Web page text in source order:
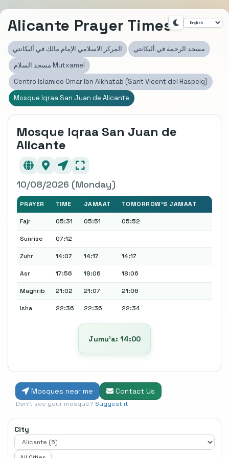
Alicante Prayer Times
المركز الاسلامي الإمام مالك في أليكانتي
مسجد الرحمة في أليكانتي
مسجد السلام Mutxamel
Centro Islamico Omar Ibn Alkhatab (Sant Vicent del Raspeig)
Mosque Iqraa San Juan de Alicante
Mosque Iqraa San Juan de
Alicante
10/08/2026 (Monday)
PRAYER TIME JAMAAT TOMORROW'S JAMAAT
Fajr 05:31 05:51 05:52
Sunrise 07:12
Zuhr 14:07 14:17 14:17
Asr 17:56 18:06 18:06
Maghrib 21:02 21:07 21:06
Isha 22:36 22:36 22:34
Jumu’a: 14:00
Mosques near me Contact Us
Don't see your mosque? Suggest it
City